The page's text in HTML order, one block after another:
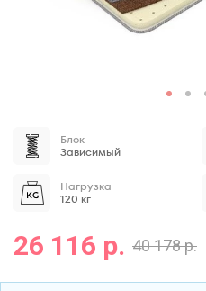
Блок
Зависимый
Нагрузка
120 кг
40 178 р.
26 116 р.